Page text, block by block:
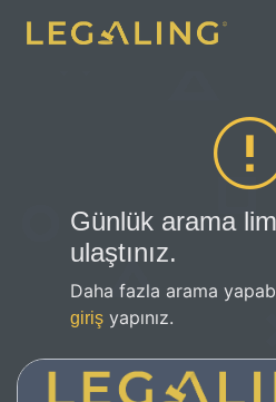
Günlük arama
ulaştınız.
Daha fazla arama
giriş yapınız.